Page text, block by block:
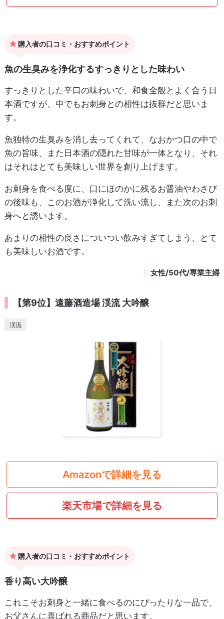
購入者の口コミ・おすすめポイント
魚の生臭みを浄化するすっきりとした味わい
すっきりとした辛口の味わいで、和食全般とよく合う日
本酒ですが、中でもお刺身との相性は抜群だと思いま
す。
魚独特の生臭みを消し去ってくれて、なおかつ口の中で
魚の旨味、また日本酒の隠れた甘味が一体となり、それ
はそれはとても美味しい世界を創り上げます。
お刺身を食べる度に、口にほのかに残るお醤油やわさび
の後味も、このお酒が浄化して洗い流し、また次のお刺
身へと誘います。
あまりの相性の良さについつい飲みすぎてしまう、とて
も美味しいお酒です。
女性/50代/専業主婦
【第9位】遠藤酒造場 渓流 大吟醸
渓流
Amazonで詳細を見る
楽天市場で詳細を見る
購入者の口コミ・おすすめポイント
香り高い大吟醸
これこそお刺身と一緒に食べるのにぴったりな一品で、
お父さんに喜ばれる商品だと思います。